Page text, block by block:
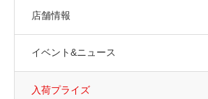
店舗情報
イベント&ニュース
入荷プライズ